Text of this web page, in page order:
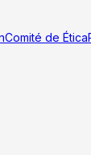
Comité de Ética